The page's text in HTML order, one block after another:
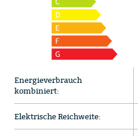
Energieverbrauch
kombiniert:
Elektrische Reichweite: